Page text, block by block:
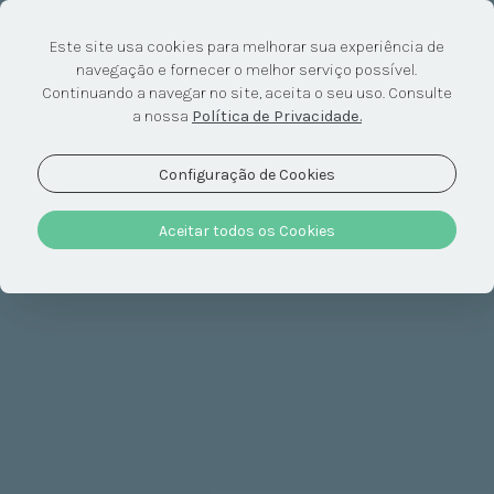
Descobrir &
Relaxar
A receita para o Alentejo genuíno
Este site usa cookies para melhorar sua experiência de
navegação e fornecer o melhor serviço possível.
Continuando a navegar no site, aceita o seu uso. Consulte
a nossa Política de Privacidade.
Configuração de Cookies
Aceitar todos os Cookies